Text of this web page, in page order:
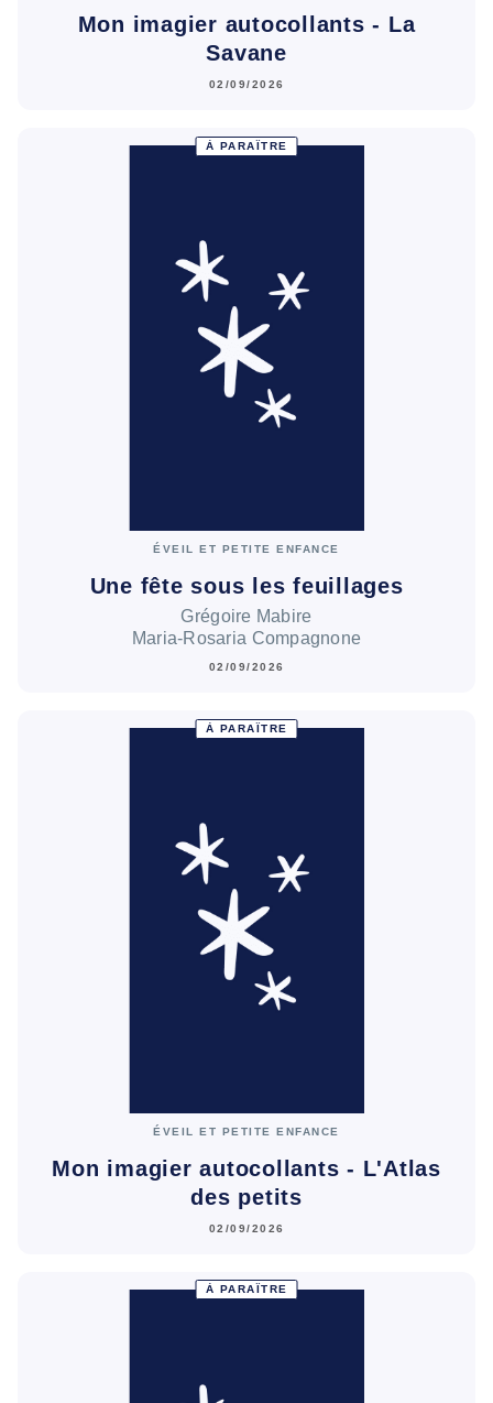
Mon imagier autocollants - La
Savane
02/09/2026
À PARAÎTRE
ÉVEIL ET PETITE ENFANCE
Une fête sous les feuillages
Grégoire Mabire
Maria-Rosaria Compagnone
02/09/2026
À PARAÎTRE
ÉVEIL ET PETITE ENFANCE
Mon imagier autocollants - L'Atlas
des petits
02/09/2026
À PARAÎTRE